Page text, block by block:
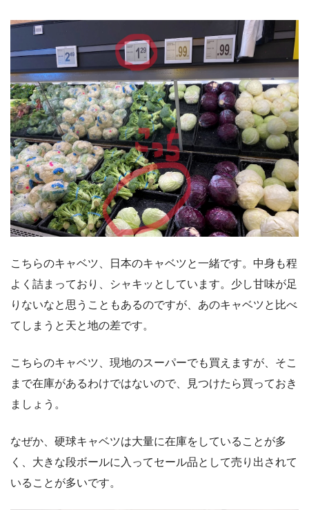
こちらのキャベツ、日本のキャベツと一緒です。中身も程
よく詰まっており、シャキッとしています。少し甘味が足
りないなと思うこともあるのですが、あのキャベツと比べ
てしまうと天と地の差です。
こちらのキャベツ、現地のスーパーでも買えますが、そこ
まで在庫があるわけではないので、見つけたら買っておき
ましょう。
なぜか、硬球キャベツは大量に在庫をしていることが多
く、大きな段ボールに入ってセール品として売り出されて
いることが多いです。